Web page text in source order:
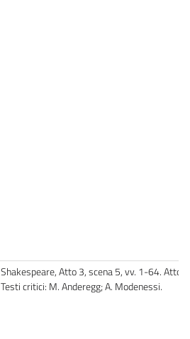
Shakespeare, Atto 3, scena 5, vv. 1-64. Atto
Testi critici: M. Anderegg; A. Modenessi.